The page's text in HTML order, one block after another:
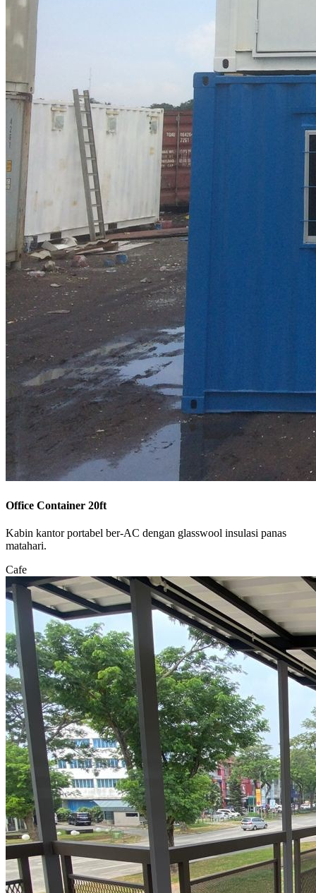
Office Container 20ft
Kabin kantor portabel ber-AC dengan glasswool insulasi panas
matahari.
Cafe